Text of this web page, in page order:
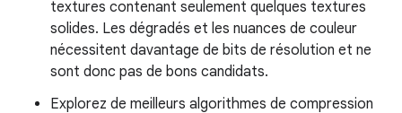
textures contenant seulement quelques textures
solides. Les dégradés et les nuances de couleur
nécessitent davantage de bits de résolution et ne
sont donc pas de bons candidats.
Explorez de meilleurs algorithmes de compression